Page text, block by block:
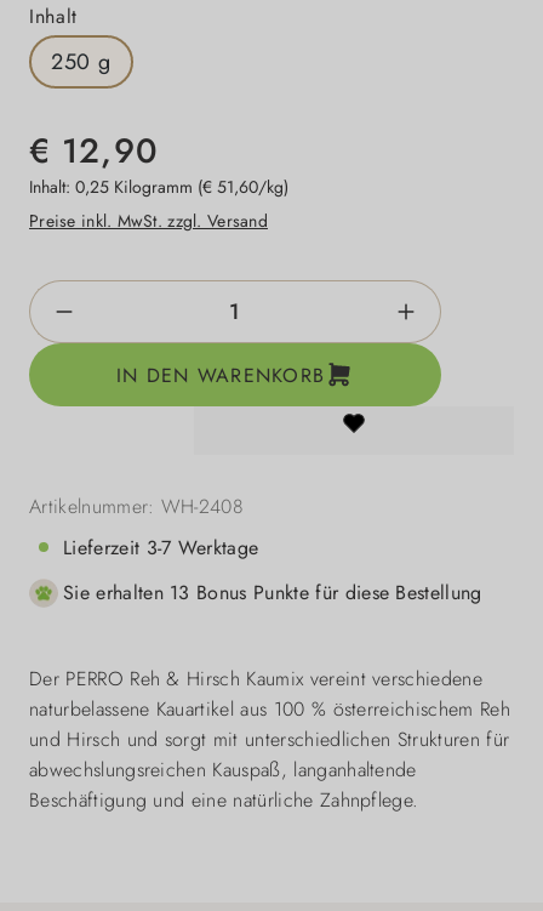
Inhaltauswählen
250 g
€ 12,90
Inhalt: 0,25 Kilogramm (€ 51,60/kg)
Preise inkl. MwSt. zzgl. Versand
Produkt Anzahl: Gib den gewünschten
IN DEN WARENKORB
Artikelnummer: WH-2408
Lieferzeit 3-7 Werktage
Sie erhalten 13 Bonus Punkte für diese Bestellung
Der PERRO Reh & Hirsch Kaumix vereint verschiedene
naturbelassene Kauartikel aus 100 % österreichischem Reh
und Hirsch und sorgt mit unterschiedlichen Strukturen für
abwechslungsreichen Kauspaß, langanhaltende
Beschäftigung und eine natürliche Zahnpflege.